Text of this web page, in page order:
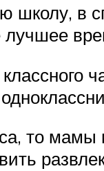
школу, в
лучшее
то мамы